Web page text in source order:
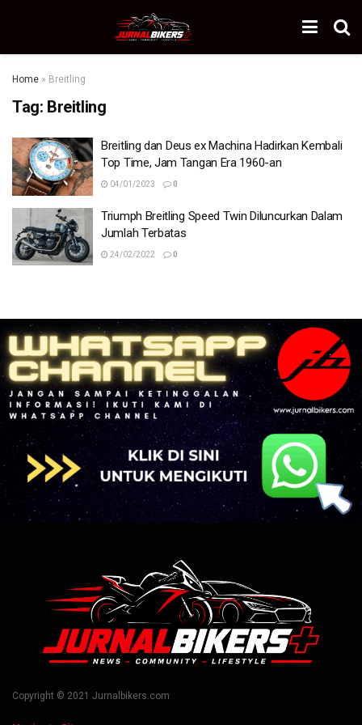
Home » Breitling
Tag: Breitling
Breitling dan Deus ex Machina Hadirkan Kembali
Top Time, Jam Tangan Era 1960-an
04/01/2023 0
Triumph Breitling Speed Twin Diluncurkan Dalam
Jumlah Terbatas
24/02/2022 0
Copyright © 2021 Jurnalbikers.com